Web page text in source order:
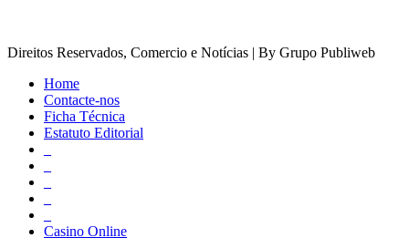
Direitos Reservados, Comercio e Notícias | By Grupo Publiweb
Home
Contacte-nos
Ficha Técnica
Estatuto Editorial
Casino Online